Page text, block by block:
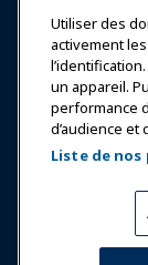
À propos
Copyright ©
Politique de
Utiliser des
activement
un appareil.
performance
d’audience
Liste de